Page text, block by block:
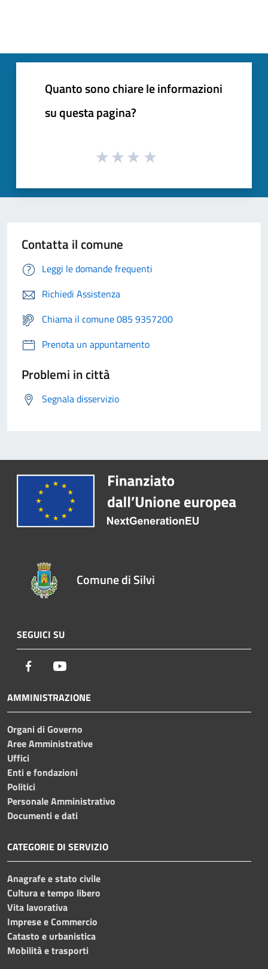
Quanto sono chiare le informazioni
su questa pagina?
Contatta il comune
Leggi le domande frequenti
Richiedi Assistenza
Chiama il comune 085 9357200
Prenota un appuntamento
Problemi in città
Segnala disservizio
Comune di Silvi
SEGUICI SU
Facebook
AMMINISTRAZIONE
Organi di Governo
Aree Amministrative
Uffici
Enti e fondazioni
Politici
Personale Amministrativo
Documenti e dati
CATEGORIE DI SERVIZIO
Anagrafe e stato civile
Cultura e tempo libero
Vita lavorativa
Imprese e Commercio
Catasto e urbanistica
Mobilità e trasporti